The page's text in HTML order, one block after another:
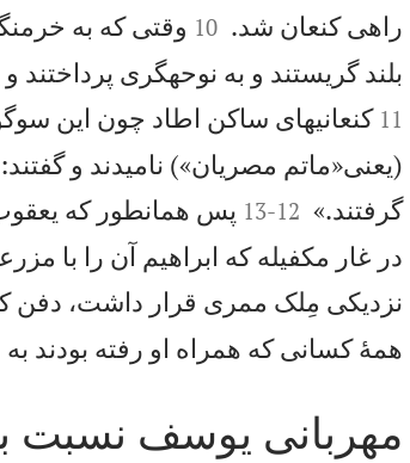
راهی كنعان شد.

10 وقتی كه به
بلند گريستند و به نوحهگری
11 كنعانیهای ساكن اطاد چون اين
(يعنی«ماتم مصریان») ناميدند و
گرفتند.»

12
-
13 پس همانطور كه
در غار مكفيله كه ابراهيم آن را با
نزديكی مِلک ممری قرار داشت، دفن
همهٔ كسانی كه همراه او رفته بودند
مهربانی يوسف نسبت